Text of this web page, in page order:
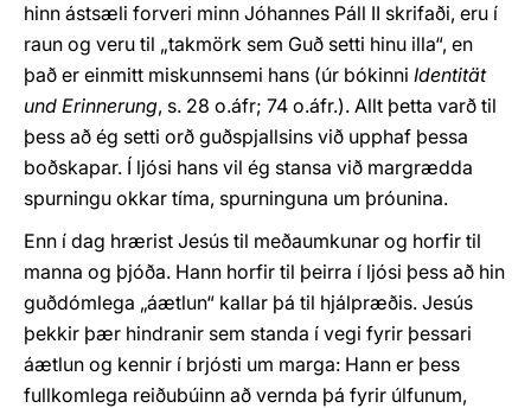
hinn ástsæli forveri minn Jóhannes Páll II skrifaði, eru í
raun og veru til „takmörk sem Guð setti hinu illa“, en
það er einmitt miskunnsemi hans (úr bókinni Identität
und Erinnerung, s. 28 o.áfr; 74 o.áfr.). Allt þetta varð til
þess að ég setti orð guðspjallsins við upphaf þessa
boðskapar. Í ljósi hans vil ég stansa við margrædda
spurningu okkar tíma, spurninguna um þróunina.
Enn í dag hrærist Jesús til meðaumkunar og horfir til
manna og þjóða. Hann horfir til þeirra í ljósi þess að hin
guðdómlega „áætlun“ kallar þá til hjálpræðis. Jesús
þekkir þær hindranir sem standa í vegi fyrir þessari
áætlun og kennir í brjósti um marga: Hann er þess
fullkomlega reiðubúinn að vernda þá fyrir úlfunum,